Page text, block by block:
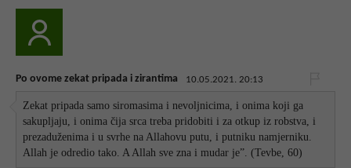
Po ovome zekat pripada i zirantima 10.05.2021. 20:13
Zekat pripada samo siromasima i nevoljnicima, i onima koji ga
sakupljaju, i onima čija srca treba pridobiti i za otkup iz robstva, i
prezaduženima i u svrhe na Allahovu putu, i putniku namjerniku.
Allah je odredio tako. A Allah sve zna i mudar je”. (Tevbe, 60)